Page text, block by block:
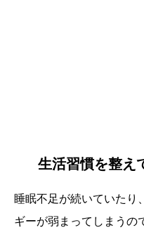
生活習慣を整え
睡眠不足が続いていたり
ギーが弱まってしまうの